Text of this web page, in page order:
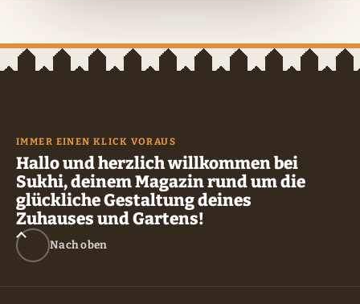
IMMER EINEN KLICK VORAUS
Hallo und herzlich willkommen bei
Sukhi, deinem Magazin rund um die
glückliche Gestaltung deines
Zuhauses und Gartens!
Nach oben